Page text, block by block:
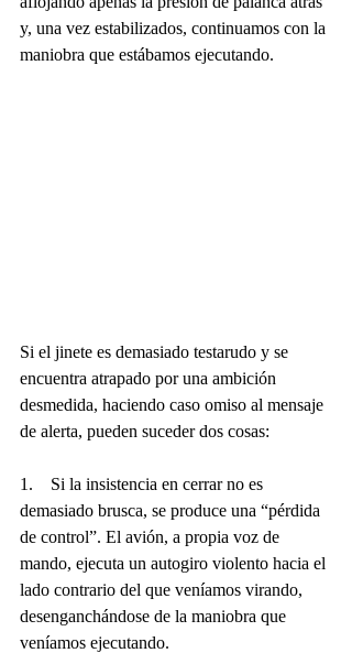
y, una vez estabilizados, continuamos con la
maniobra que estábamos ejecutando.
Si el jinete es demasiado testarudo y se
encuentra atrapado por una ambición
desmedida, haciendo caso omiso al mensaje
de alerta, pueden suceder dos cosas:
1.    Si la insistencia en cerrar no es
demasiado brusca, se produce una “pérdida
de control”. El avión, a propia voz de
mando, ejecuta un autogiro violento hacia el
lado contrario del que veníamos virando,
desenganchándose de la maniobra que
veníamos ejecutando.